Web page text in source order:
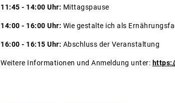
11:45 - 14:00 Uhr: Mittagspause
14:00 - 16:00 Uhr: Wie gestalte ich als
16:00 - 16:15 Uhr: Abschluss der Veranstaltung
Weitere Informationen und Anmeldung unter: